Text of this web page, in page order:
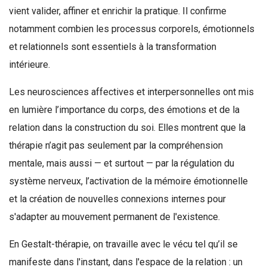
vient valider, affiner et enrichir la pratique. Il confirme
notamment combien les processus corporels, émotionnels
et relationnels sont essentiels à la transformation
intérieure.
Les neurosciences affectives et interpersonnelles ont mis
en lumière l’importance du corps, des émotions et de la
relation dans la construction du soi. Elles montrent que la
thérapie n’agit pas seulement par la compréhension
mentale, mais aussi — et surtout — par la régulation du
système nerveux, l’activation de la mémoire émotionnelle
et la création de nouvelles connexions internes pour
s'adapter au mouvement permanent de l'existence.
En Gestalt-thérapie, on travaille avec le vécu tel qu’il se
manifeste dans l'instant, dans l'espace de la relation : un